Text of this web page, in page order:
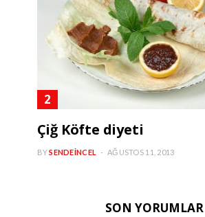
Çiğ Köfte diyeti
BYSENDEINCEL AĞUSTOS 11, 2013
SON YORUMLAR